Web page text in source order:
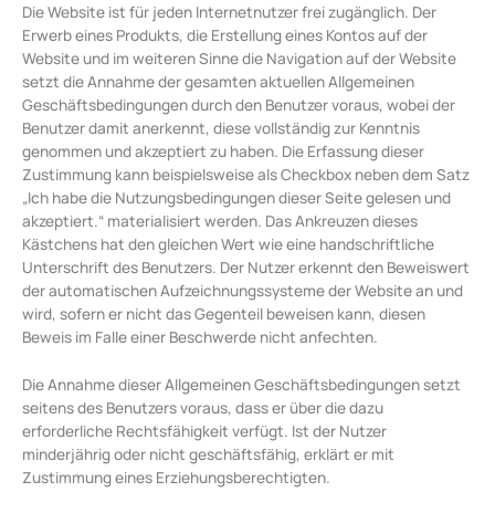
Die Website ist für jeden Internetnutzer frei zugänglich. Der
Erwerb eines Produkts, die Erstellung eines Kontos auf der
Website und im weiteren Sinne die Navigation auf der Website
setzt die Annahme der gesamten aktuellen Allgemeinen
Geschäftsbedingungen durch den Benutzer voraus, wobei der
Benutzer damit anerkennt, diese vollständig zur Kenntnis
genommen und akzeptiert zu haben. Die Erfassung dieser
Zustimmung kann beispielsweise als Checkbox neben dem Satz
„Ich habe die Nutzungsbedingungen dieser Seite gelesen und
akzeptiert.“ materialisiert werden. Das Ankreuzen dieses
Kästchens hat den gleichen Wert wie eine handschriftliche
Unterschrift des Benutzers. Der Nutzer erkennt den Beweiswert
der automatischen Aufzeichnungssysteme der Website an und
wird, sofern er nicht das Gegenteil beweisen kann, diesen
Beweis im Falle einer Beschwerde nicht anfechten.
Die Annahme dieser Allgemeinen Geschäftsbedingungen setzt
seitens des Benutzers voraus, dass er über die dazu
erforderliche Rechtsfähigkeit verfügt. Ist der Nutzer
minderjährig oder nicht geschäftsfähig, erklärt er mit
Zustimmung eines Erziehungsberechtigten.